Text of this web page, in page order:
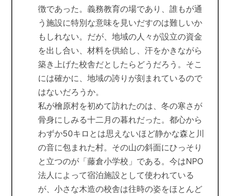
徴であった。義務教育の場であり、誰もが通
う施設に特別な意味を見いだすのは難しいか
もしれない。だが、地域の人々が設立の資金
を出し合い、材料を供給し、汗をかきながら
築き上げた校舎だとしたらどうだろう。そこ
には確かに、地域の誇りが刻まれているので
はないだろうか。
私が檜原村を初めて訪れたのは、冬の寒さが
骨身にしみる十二月の暮れだった。都心から
わずか50キロとは思えないほど静かな森と川
の音に包まれた村。その山の斜面にひっそり
と立つのが「藤倉小学校」である。今はNPO
法人によって宿泊施設として使われている
が、小さな木造の校舎は往時の姿をほとんど